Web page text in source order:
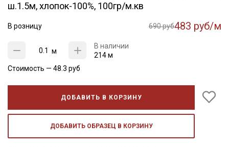
ш.1.5м, хлопок-100%, 100гр/м.кв
В розницу 690 руб483 руб/м
м
В наличии
214 м
Стоимость — 48.3 руб
ДОБАВИТЬ В КОРЗИНУ
ДОБАВИТЬ ОБРАЗЕЦ В КОРЗИНУ